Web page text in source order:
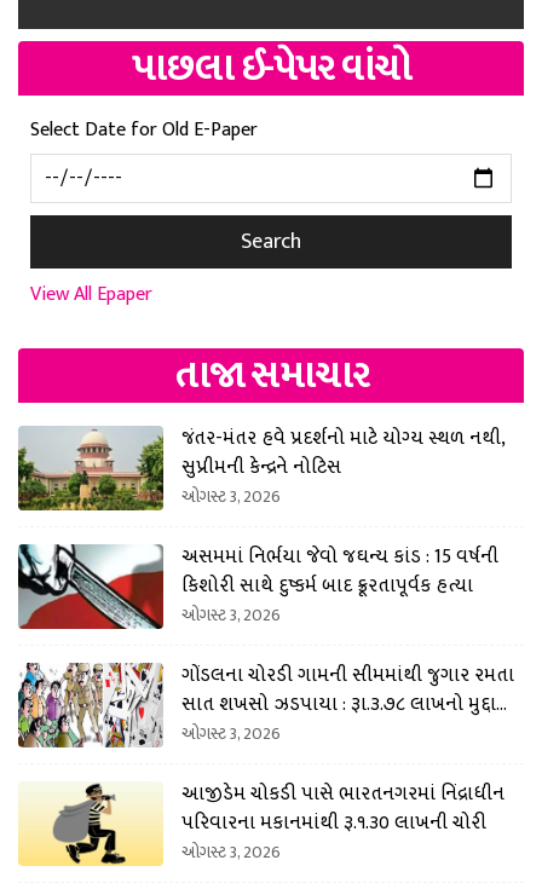
પાછલા ઈ-પેપર વાંચો
Select Date for Old E-Paper
Search
View All Epaper
તાજા સમાચાર
જંતર-મંતર હવે પ્રદર્શનો માટે યોગ્ય સ્થળ નથી,
સુપ્રીમની કેન્દ્રને નોટિસ
ઓગસ્ટ 3, 2026
અસમમાં નિર્ભયા જેવો જઘન્ય કાંડ : 15 વર્ષની
કિશોરી સાથે દુષ્કર્મ બાદ ક્રૂરતાપૂર્વક હત્યા
ઓગસ્ટ 3, 2026
ગોંડલના ચોરડી ગામની સીમમાંથી જુગાર રમતા
સાત શખસો ઝડપાયા : રૂા.૩.૭૮ લાખનો મુદ્દામા
લ કબજે
ઓગસ્ટ 3, 2026
આજીડેમ ચોકડી પાસે ભારતનગરમાં નિંદ્રાધીન
પરિવારના મકાનમાંથી રૂ.૧.૩૦ લાખની ચોરી
ઓગસ્ટ 3, 2026